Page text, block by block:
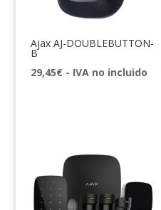
Ajax AJ-DOUBLEBUTTON-
B
29,45€ - IVA no incluido